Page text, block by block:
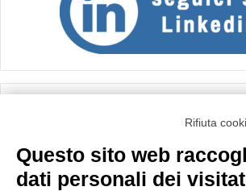
Importo netto (€):
Rifiuta
Questo sito web
dati personali dei